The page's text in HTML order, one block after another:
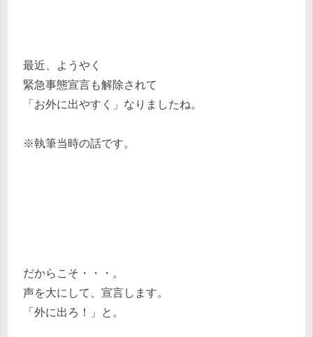
最近、ようやく
緊急事態宣言も解除されて
「お外に出やすく」なりましたね。
※執筆当時の話です。
だからこそ・・・。
声を大にして、宣言します。
「外に出ろ！」と。